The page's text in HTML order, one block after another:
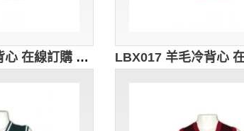
LBX021 V領冷背心 在線訂購 撞色款式冷背心 冷背心搭配 冷背心公司